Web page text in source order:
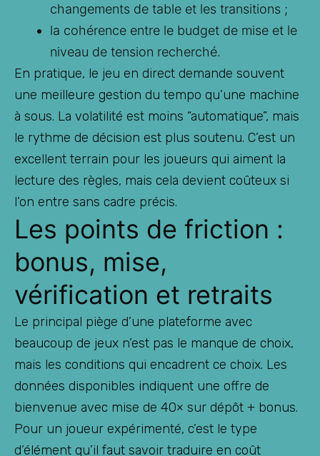
changements de table et les transitions ;
la cohérence entre le budget de mise et le
niveau de tension recherché.
En pratique, le jeu en direct demande souvent
une meilleure gestion du tempo qu’une machine
à sous. La volatilité est moins “automatique”, mais
le rythme de décision est plus soutenu. C’est un
excellent terrain pour les joueurs qui aiment la
lecture des règles, mais cela devient coûteux si
l’on entre sans cadre précis.
Les points de friction :
bonus, mise,
vérification et retraits
Le principal piège d’une plateforme avec
beaucoup de jeux n’est pas le manque de choix,
mais les conditions qui encadrent ce choix. Les
données disponibles indiquent une offre de
bienvenue avec mise de 40× sur dépôt + bonus.
Pour un joueur expérimenté, c’est le type
d’élément qu’il faut savoir traduire en coût